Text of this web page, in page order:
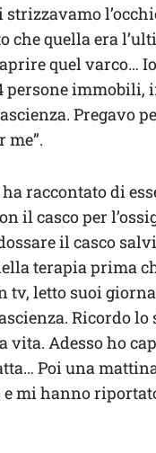
che quella era
quel varco…
persone immobili,
Pregavo
me”.
raccontato di
il casco per
il casco
terapia prima
tv, letto suoi
Ricordo lo
vita. Adesso ho
Poi una
mi hanno